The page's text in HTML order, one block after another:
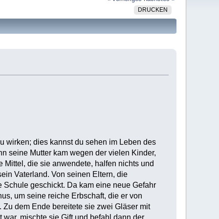
DRUCKEN
wirken; dies kannst du sehen im Leben des
seine Mutter kam wegen der vielen Kinder,
Mittel, die sie anwendete, halfen nichts und
Vaterland. Von seinen Eltern, die
geschickt. Da kam eine neue Gefahr
um seine reiche Erbschaft, die er von
dem Ende bereitete sie zwei Gläser mit
mischte sie Gift und befahl dann der